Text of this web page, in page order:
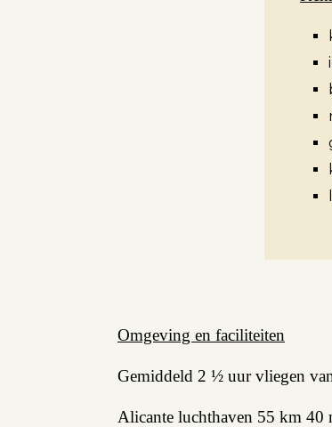
Verkopen
Omgeving en faciliteiten
Gemiddeld 2 ½ uur vliegen
Alicante luchthaven 55 km 40